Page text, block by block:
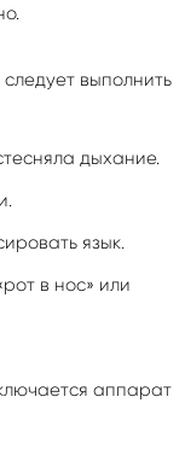
выполнить
дыхание.
язык.
в нос» или
аппарат